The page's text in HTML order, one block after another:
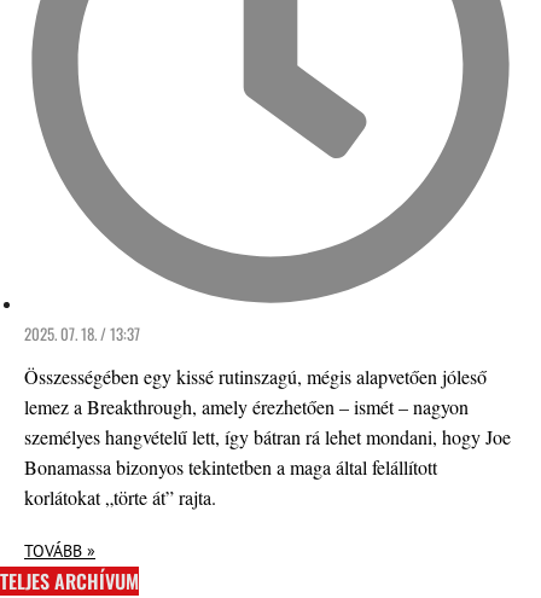
2025. 07. 18. / 13:37
Összességében egy kissé rutinszagú, mégis alapvetően jóleső
lemez a Breakthrough, amely érezhetően – ismét – nagyon
személyes hangvételű lett, így bátran rá lehet mondani, hogy Joe
Bonamassa bizonyos tekintetben a maga által felállított
korlátokat „törte át” rajta.
TOVÁBB »
TELJES ARCHÍVUM